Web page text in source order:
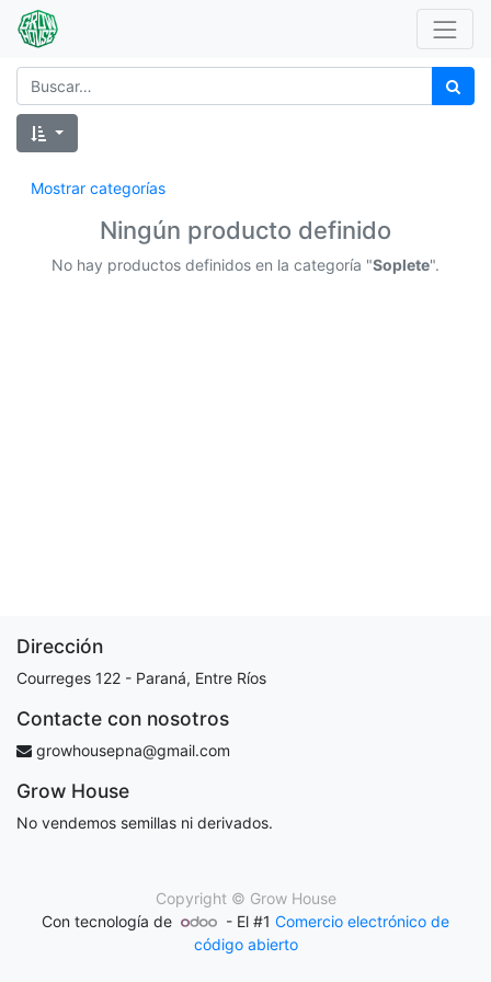
Mostrar categorías
Ningún producto definido
No hay productos definidos en la categoría "Soplete".
Dirección
Courreges 122 - Paraná, Entre Ríos
Contacte con nosotros
growhousepna@gmail.com
Grow House
No vendemos semillas ni derivados.
Copyright © Grow House
Con tecnología de
- El #1 Comercio electrónico de
código abierto